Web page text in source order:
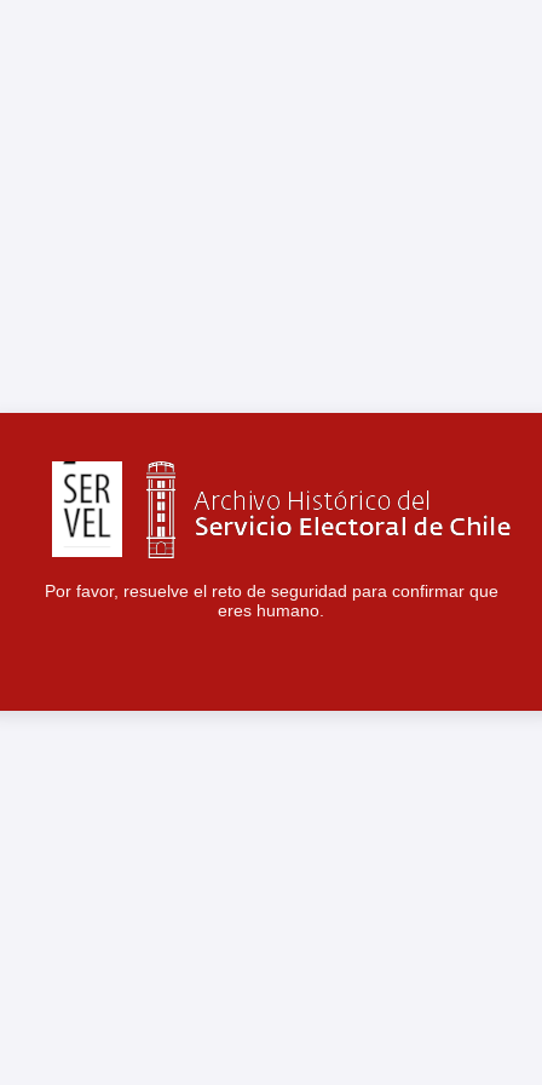
Por favor, resuelve el reto de seguridad para confirmar que
eres humano.